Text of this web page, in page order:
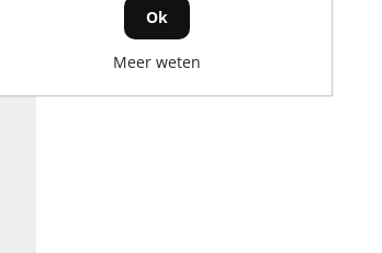
Ok
Meer weten